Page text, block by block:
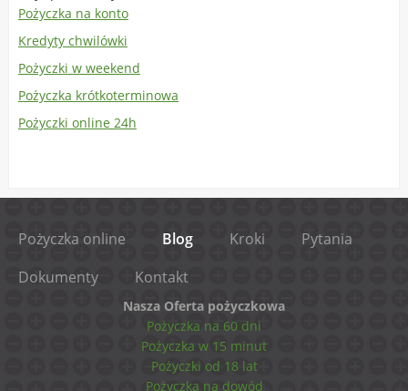
Pożyczka na konto
Kredyty chwilówki
Pożyczki w weekend
Pożyczka krótkoterminowa
Pożyczki online 24h
Pożyczka online Blog Kroki
Pytania
Dokumenty
Kontakt
Nasza Oferta pożyczkowa
Pożyczka na 60 dni
Pożyczka w 15 minut
Pożyczki od 18 lat
Pożyczka na dowód